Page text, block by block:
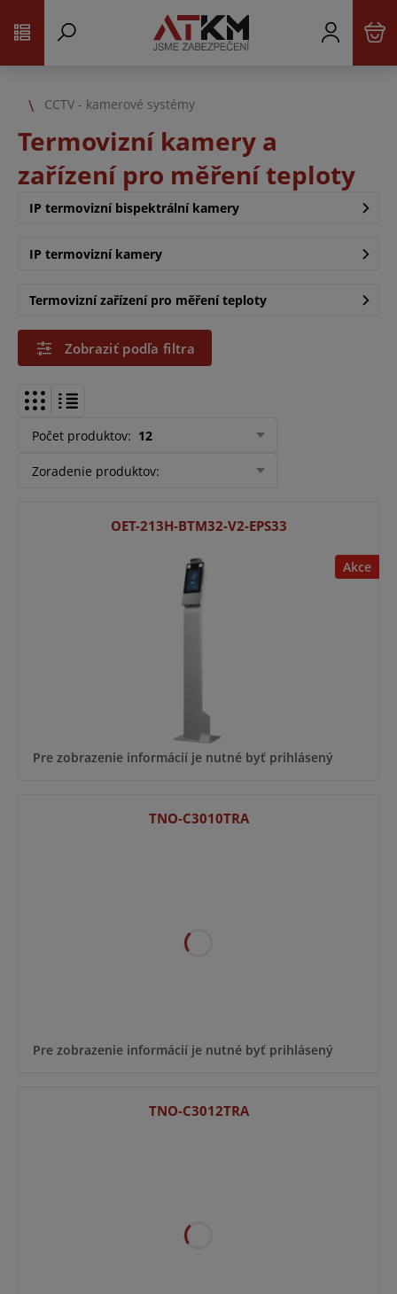
CCTV - kamerové systémy
Termovizní kamery a
zařízení pro měření teploty
IP termovizní bispektrální kamery
IP termovizní kamery
Termovizní zařízení pro měření teploty
Zobraziť podľa filtra
Počet produktov: 12
Zoradenie produktov:
Akce
OET-213H-BTM32-V2-EPS33
Pre zobrazenie informácií je nutné byť prihlásený
TNO-C3010TRA
Pre zobrazenie informácií je nutné byť prihlásený
TNO-C3012TRA